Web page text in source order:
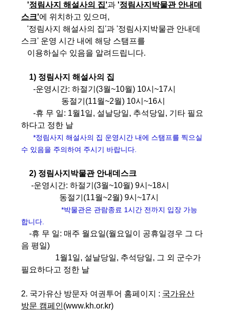
'정림사지 해설사의 집'과 '정림사지박물관 안내데
스크'에 위치하고 있으며,
'정림사지 해설사의 집'과 '정림사지박물관 안내데
스크' 운영 시간 내에 해당 스탬프를
이용하실수 있음을 알려드립니다.
1) 정림사지 해설사의 집
-운영시간: 하절기(3월~10월) 10시~17시
동절기(11월~2월) 10시~16시
-휴 무 일: 1월1일, 설날당일, 추석당일, 기타 필요
하다고 정한 날
*정림사지 해설사의 집 운영시간 내에 스탬프를 찍으실
수 있음을 주의하여 주시기 바랍니다.
2) 정림사지박물관 안내데스크
-운영시간: 하절기(3월~10월) 9시~18시
동절기(11월~2월) 9시~17시
*박물관은 관람종료 1시간 전까지 입장 가능
합니다.
-휴 무 일: 매주 월요일(월요일이 공휴일경우 그 다
음 평일)
1월1일, 설날당일, 추석당일, 그 외 군수가
필요하다고 정한 날
2. 국가유산 방문자 여권투어 홈페이지 : 국가유산
방문 캠페인(www.kh.or.kr)